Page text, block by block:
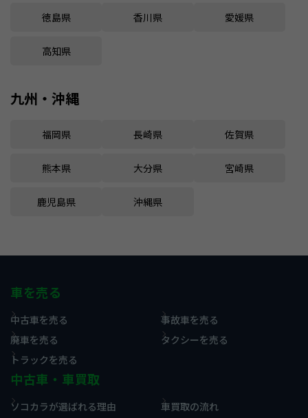
徳島県 香川県 愛媛県
高知県
九州・沖縄
福岡県 長崎県 佐賀県
熊本県 大分県 宮崎県
鹿児島県 沖縄県
車を売る
中古車を売る
事故車を売る
廃車を売る
タクシーを売る
トラックを売る
中古車・車買取
ソコカラが選ばれる理由
車買取の流れ